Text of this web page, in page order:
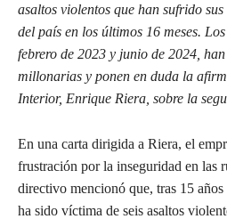
asaltos violentos que han sufrido
del país en los últimos 16 meses.
febrero de 2023 y junio de 2024,
millonarias y ponen en duda la
Interior, Enrique Riera, sobre la
En una carta dirigida a Riera, el
frustración por la inseguridad en las
directivo mencionó que, tras 15
ha sido víctima de seis asaltos